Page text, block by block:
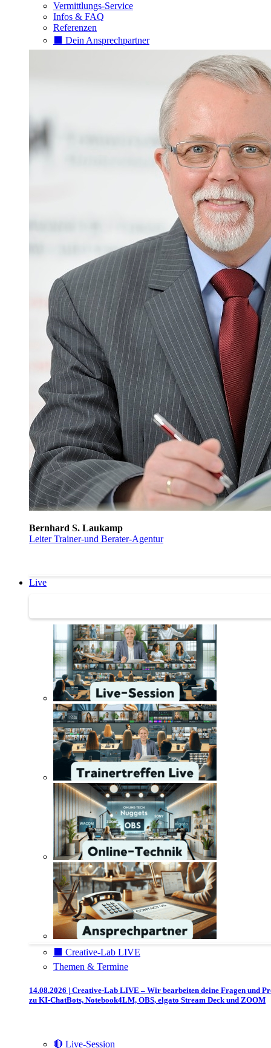
Vermittlungs-Service
Infos & FAQ
Referenzen
⬛️ Dein Ansprechpartner
Bernhard S. Laukamp
Leiter Trainer-und Berater-Agentur
Live
⬛️ Creative-Lab LIVE
Themen & Termine
14.08.2026 | Creative-Lab LIVE – Wir bearbeiten deine Fragen und
zu KI-ChatBots, Notebook4LM, OBS, elgato Stream Deck und ZOOM
🔴 Live-Session